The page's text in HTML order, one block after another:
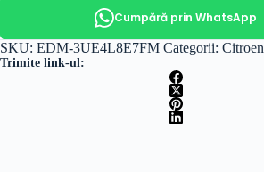
cod
motor
Cumpără prin WhatsApp
SKU: EDM-3UE4L8E7FM Categorii: Citroen
Trimite link-ul: